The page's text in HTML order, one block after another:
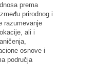
prema
prirodnog i
razumevanje
ali i
osnove i
područja